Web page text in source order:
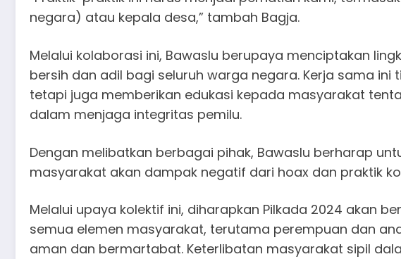
negara) atau kepala desa,” tambah Bagja.
Melalui kolaborasi ini, Bawaslu berupaya menciptakan
bersih dan adil bagi seluruh warga negara. Kerja sama ini
tetapi juga memberikan edukasi kepada masyarakat
dalam menjaga integritas pemilu.
Dengan melibatkan berbagai pihak, Bawaslu berharap
masyarakat akan dampak negatif dari hoax dan praktik
Melalui upaya kolektif ini, diharapkan Pilkada 2024 akan
semua elemen masyarakat, terutama perempuan dan
aman dan bermartabat. Keterlibatan masyarakat sipil